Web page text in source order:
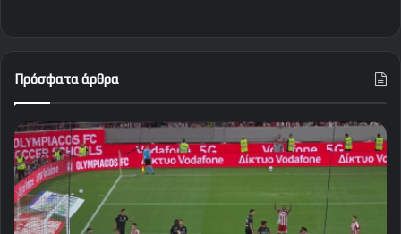
Πρόσφατα άρθρα